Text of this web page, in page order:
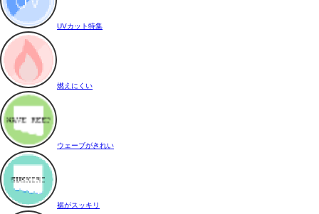
UVカット特集
燃えにくい
ウェーブがきれい
裾がスッキリ